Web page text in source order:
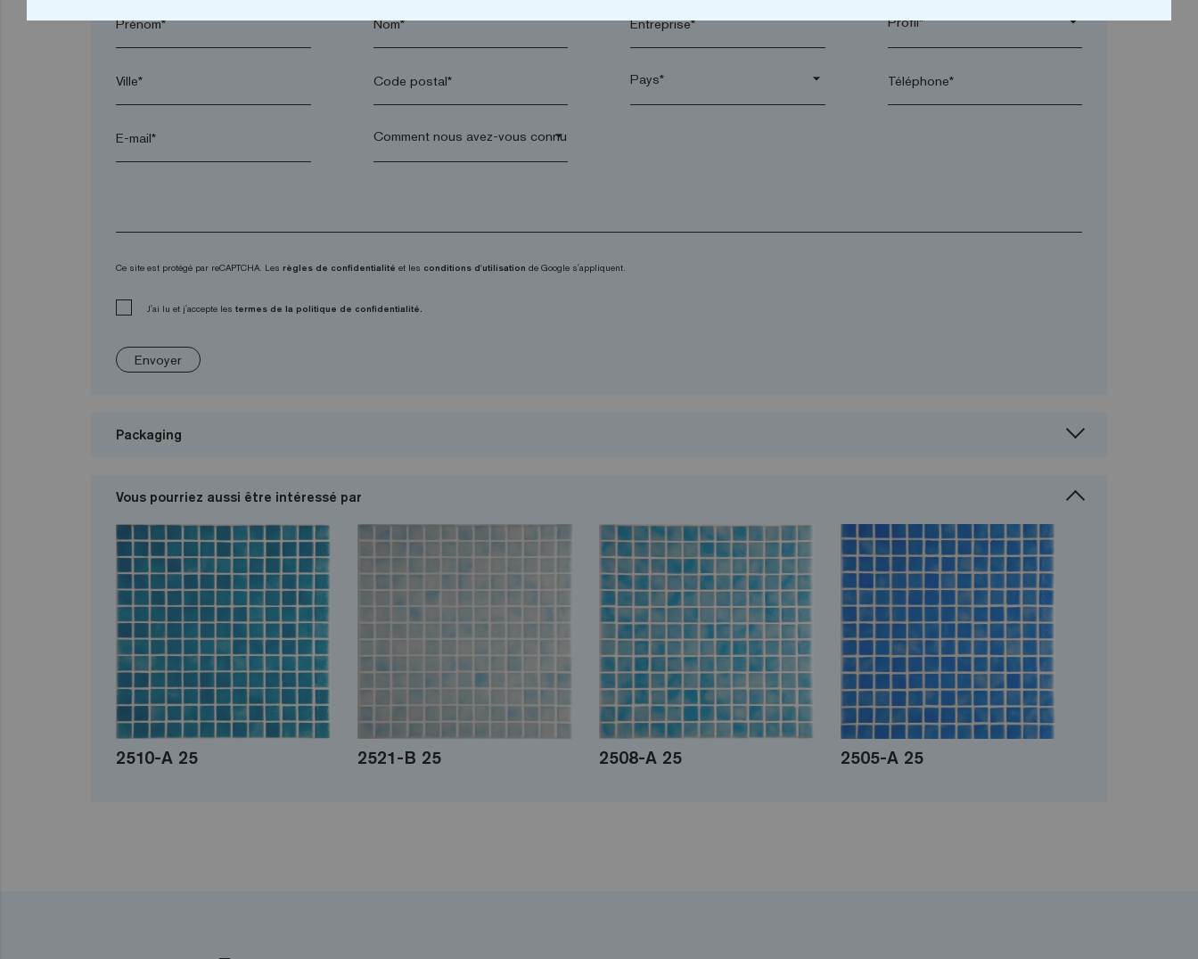
Prénom* Nom* Entreprise* arrow_drop_down
Ville* Code postal* arrow_drop_down Téléphone*
E-mail* arrow_drop_down
Ce site est protégé par reCAPTCHA. Les règles de confidentialité et les conditions d'utilisation de Google s'appliquent.
J'ai lu et j'accepte les termes de la politique de confidentialité.
Envoyer
Packaging
Vous pourriez aussi être intéressé par
2510-A 25 2521-B 25 2508-A 25 2505-A 25